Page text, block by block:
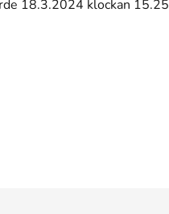
18.3.2024 klockan 15.25